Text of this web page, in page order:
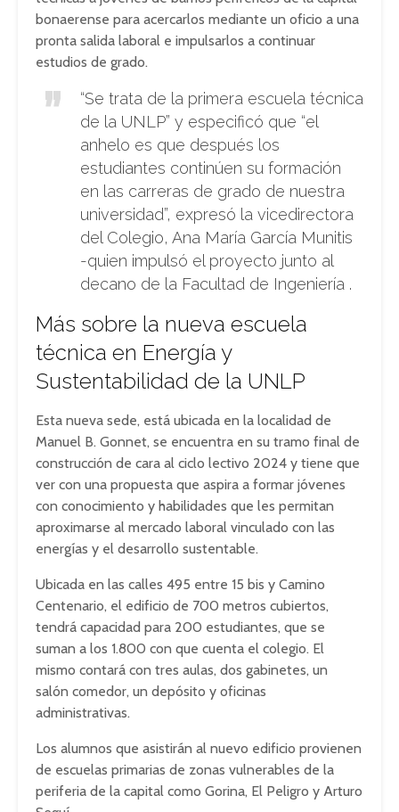
bonaerense para acercarlos mediante un oficio a una
pronta salida laboral e impulsarlos a continuar
estudios de grado.
“Se trata de la primera escuela técnica
de la UNLP” y especificó que “el
anhelo es que después los
estudiantes continúen su formación
en las carreras de grado de nuestra
universidad”, expresó la vicedirectora
del Colegio, Ana María García Munitis
-quien impulsó el proyecto junto al
decano de la Facultad de Ingeniería .
Más sobre la nueva escuela
técnica en Energía y
Sustentabilidad de la UNLP
Esta nueva sede, está ubicada en la localidad de
Manuel B. Gonnet, se encuentra en su tramo final de
construcción de cara al ciclo lectivo 2024 y tiene que
ver con una propuesta que aspira a formar jóvenes
con conocimiento y habilidades que les permitan
aproximarse al mercado laboral vinculado con las
energías y el desarrollo sustentable.
Ubicada en las calles 495 entre 15 bis y Camino
Centenario, el edificio de 700 metros cubiertos,
tendrá capacidad para 200 estudiantes, que se
suman a los 1.800 con que cuenta el colegio. El
mismo contará con tres aulas, dos gabinetes, un
salón comedor, un depósito y oficinas
administrativas.
Los alumnos que asistirán al nuevo edificio provienen
de escuelas primarias de zonas vulnerables de la
periferia de la capital como Gorina, El Peligro y Arturo